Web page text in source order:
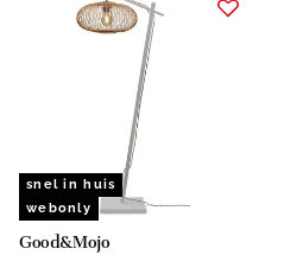
snel in huis
webonly
Good&Mojo